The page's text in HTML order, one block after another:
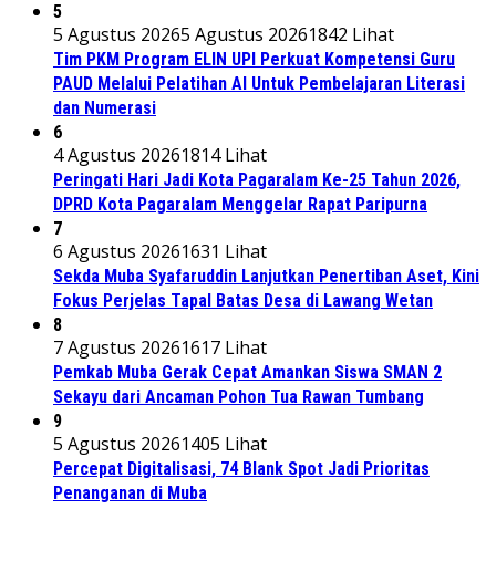
5
5 Agustus 20265 Agustus 20261842 Lihat
Tim PKM Program ELIN UPI Perkuat Kompetensi Guru
PAUD Melalui Pelatihan AI Untuk Pembelajaran Literasi
dan Numerasi
6
4 Agustus 20261814 Lihat
Peringati Hari Jadi Kota Pagaralam Ke-25 Tahun 2026,
DPRD Kota Pagaralam Menggelar Rapat Paripurna
7
6 Agustus 20261631 Lihat
Sekda Muba Syafaruddin Lanjutkan Penertiban Aset, Kini
Fokus Perjelas Tapal Batas Desa di Lawang Wetan
8
7 Agustus 20261617 Lihat
Pemkab Muba Gerak Cepat Amankan Siswa SMAN 2
Sekayu dari Ancaman Pohon Tua Rawan Tumbang
9
5 Agustus 20261405 Lihat
Percepat Digitalisasi, 74 Blank Spot Jadi Prioritas
Penanganan di Muba